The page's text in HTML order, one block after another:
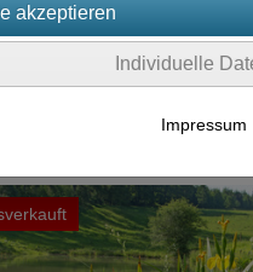
Individuelle
Impressum